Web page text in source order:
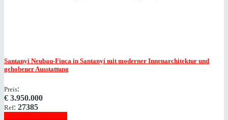
Santanyi Neubau-Finca in Santanyí mit moderner Innenarchitektur und
gehobener Ausstattung
Preis:
€ 3.950.000
Ref: 27385